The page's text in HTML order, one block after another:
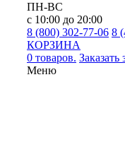
ПН-ВС
с 10:00 до 20:00
8 (800) 302-77-06 8
КОРЗИНА
0 товаров. Заказать
Меню